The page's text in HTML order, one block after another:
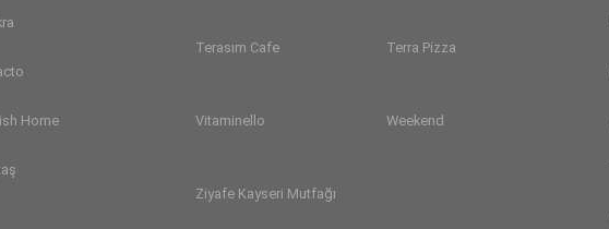
Home
Terasım Cafe Terra Pizza
Vitaminello Weekend
Ziyafe Kayseri Mutfağı